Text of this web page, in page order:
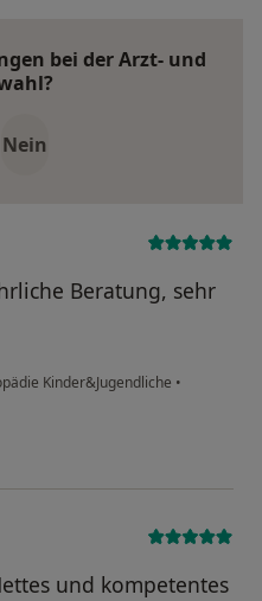
bei der Arzt- und
Nein
Beratung, sehr
Kinder&Jugendliche •
und kompetentes